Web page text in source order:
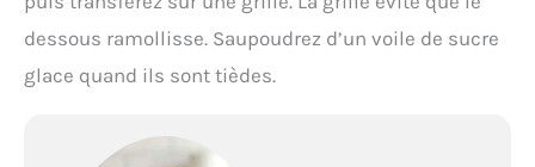
dessous ramollisse. Saupoudrez d’un voile de sucre
glace quand ils sont tièdes.